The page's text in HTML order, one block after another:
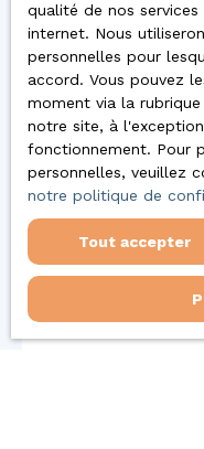
qualité de nos
internet. Nous
personnelles pour
accord. Vous pouvez
moment via la rubrique
notre site, à
fonctionnement. Pour
personnelles, veuillez
notre politique de
Tout accepter